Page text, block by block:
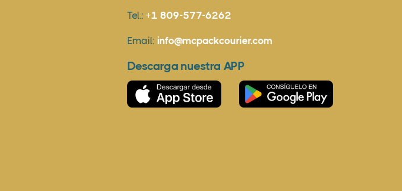
Tel.: +1 809-577-6262
Email: info@mcpackcourier.com
Descarga nuestra APP